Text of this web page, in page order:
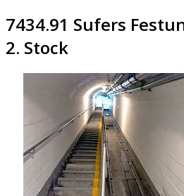
7434.91 Sufers
2. Stock